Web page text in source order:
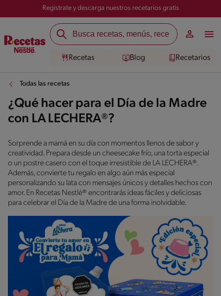
Registrate y descarga nuestros recetarios gratis
Recetas Blog Recetarios
Todas las recetas
¿Qué hacer para el Día de la Madre
con LA LECHERA®?
Sorprende a mamá en su día con momentos llenos de sabor y
creatividad. Prepara desde un cheesecake frío, una torta especial
o un postre casero con el toque irresistible de LA LECHERA®.
Además, convierte tu regalo en algo aún más especial
personalizando su lata con mensajes únicos y detalles hechos con
amor. En Recetas Nestlé® encontrarás ideas fáciles y deliciosas
para celebrar el Día de la Madre de una forma inolvidable.